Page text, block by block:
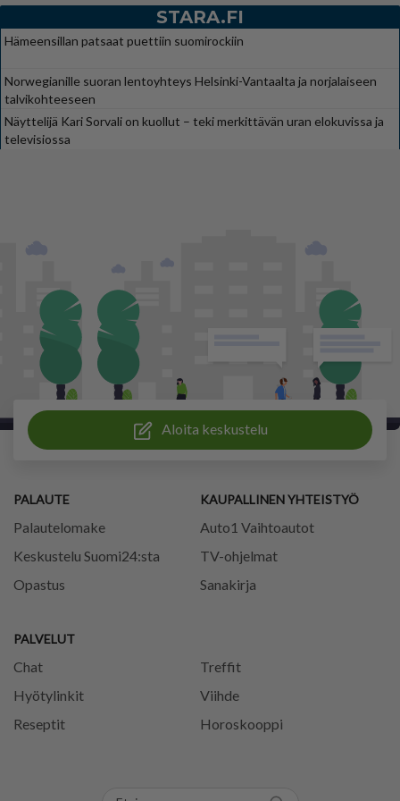
STARA.FI
Hämeensillan patsaat puettiin suomirockiin
Norwegianille suoran lentoyhteys Helsinki-Vantaalta ja norjalaiseen
talvikohteeseen
Näyttelijä Kari Sorvali on kuollut – teki merkittävän uran elokuvissa ja
televisiossa
Aloita keskustelu
PALAUTE
Palautelomake
Keskustelu Suomi24:sta
Opastus
PALVELUT
Chat
Treffit
Hyötylinkit
Viihde
Reseptit
Horoskooppi
KAUPALLINEN YHTEISTYÖ
Auto1 Vaihtoautot
TV-ohjelmat
Sanakirja